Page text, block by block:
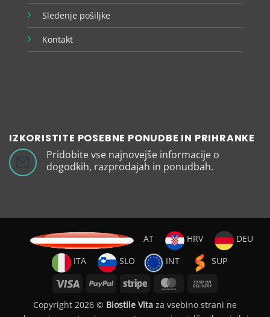
Sledenje pošiljke
Kontakt
IZKORISTITE POSEBNE PONUDBE IN PRIHRANKE
Pridobite vse najnovejše informacije o
dogodkih, razprodajah in ponudbah.
AT HRV
DEU
ITA
SLO INT
SUP
Visa
PayPal Stripe MasterCard
Delivery
Copyright 2026 © Biostile Vita za vsebino strani ne